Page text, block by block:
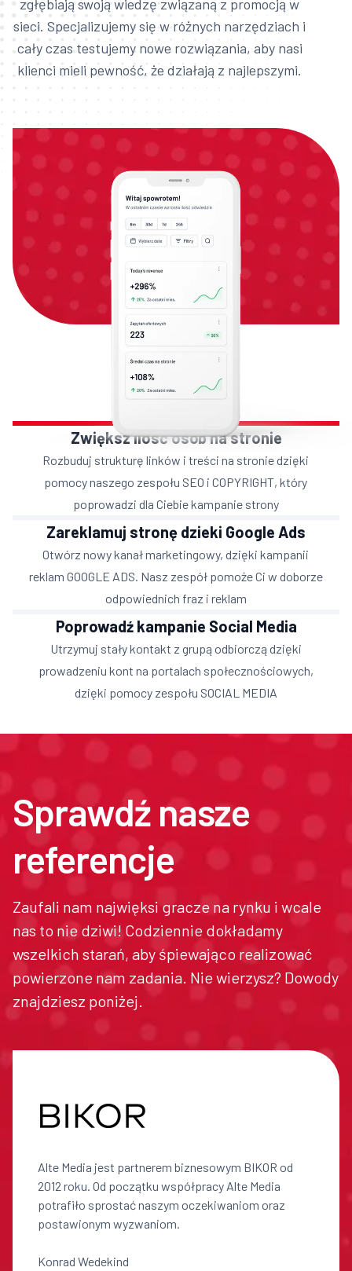
zgłębiają swoją wiedzę związaną z promocją w
sieci. Specjalizujemy się w różnych narzędziach i
cały czas testujemy nowe rozwiązania, aby nasi
klienci mieli pewność, że działają z najlepszymi.
Zwiększ ilosć osób na stronie
Rozbuduj strukturę linków i treści na stronie dzięki
pomocy naszego zespołu SEO i COPYRIGHT, który
poprowadzi dla Ciebie kampanie strony
Zareklamuj stronę dzieki Google Ads
Otwórz nowy kanał marketingowy, dzięki kampanii
reklam GOOGLE ADS. Nasz zespół pomoże Ci w doborze
odpowiednich fraz i reklam
Poprowadź kampanie Social Media
Utrzymuj stały kontakt z grupą odbiorczą dzięki
prowadzeniu kont na portalach społecznościowych,
dzięki pomocy zespołu SOCIAL MEDIA
Sprawdź nasze
referencje
Zaufali nam najwięksi gracze na rynku i wcale
nas to nie dziwi! Codziennie dokładamy
wszelkich starań, aby śpiewająco realizować
powierzone nam zadania. Nie wierzysz? Dowody
znajdziesz poniżej.
Alte Media jest partnerem biznesowym BIKOR od
2012 roku. Od początku współpracy Alte Media
potrafiło sprostać naszym oczekiwaniom oraz
postawionym wyzwaniom.
Konrad Wedekind